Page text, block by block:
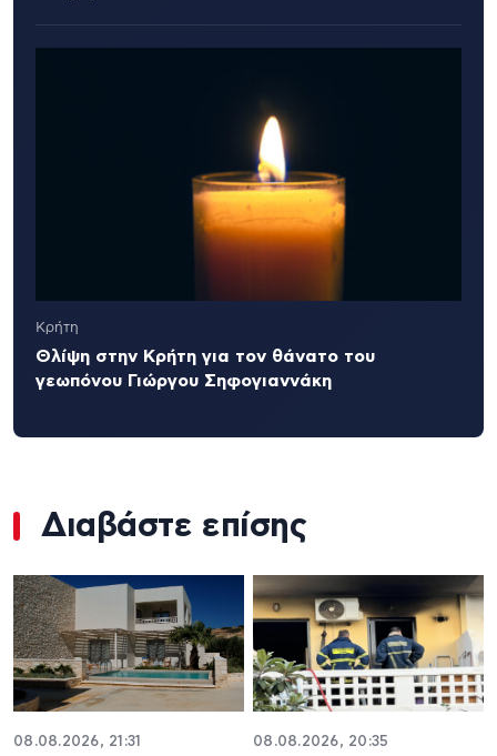
Κρήτη
Θλίψη στην Κρήτη για τον θάνατο του
γεωπόνου Γιώργου Σηφογιαννάκη
Διαβάστε επίσης
08.08.2026, 21:31 08.08.2026, 20:35